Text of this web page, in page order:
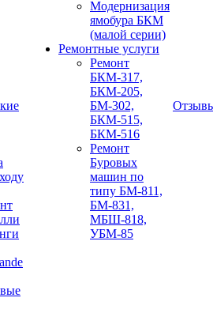
Модернизация
ямобура БКМ
(малой серии)
Ремонтные услуги
Ремонт
БКМ-317,
БКМ-205,
БМ-302,
БКМ-515,
БКМ-516
Ремонт
Буровых
машин по
типу БМ-811,
БМ-831,
МБШ-818,
УБМ-85